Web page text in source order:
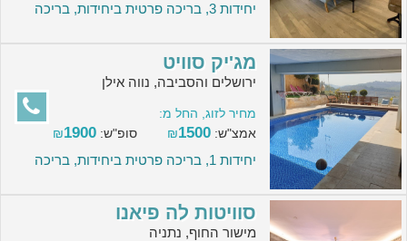
יחידות 3, בריכה פרטית ביחידות, בריכה
מג'יק סוויט
ירושלים והסביבה, נווה אילן
מחיר לזוג, החל מ:
אמצ"ש:
₪1500 סופ"ש: ₪1900
יחידות 1, בריכה פרטית ביחידות, בריכה
סוויטות לה פיאנו
מישור החוף, נתניה